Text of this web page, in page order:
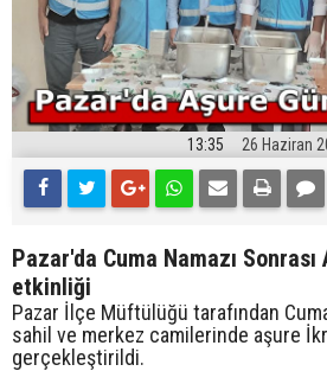
13:35 26 Haziran
Pazar'da Cuma Namazı Sonrası
etkinliği
Pazar İlçe Müftülüğü tarafından Cuma
sahil ve merkez camilerinde aşure
gerçekleştirildi.